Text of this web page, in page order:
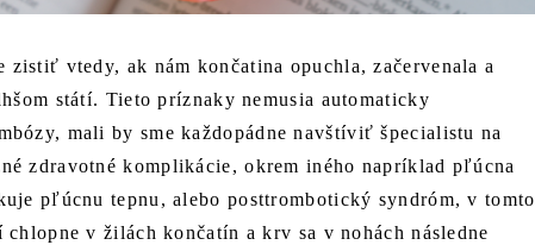
zistiť vtedy, ak nám končatina opuchla, začervenala a
státí. Tieto príznaky nemusia automaticky
mali by sme každopádne navštíviť špecialistu na
zdravotné komplikácie, okrem iného napríklad pľúcna
pľúcnu tepnu, alebo posttrombotický syndróm, v tomto
v žilách končatín a krv sa v nohách následne